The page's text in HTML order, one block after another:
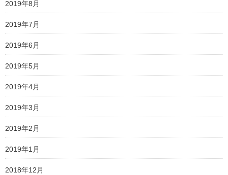
2019年8月
2019年7月
2019年6月
2019年5月
2019年4月
2019年3月
2019年2月
2019年1月
2018年12月